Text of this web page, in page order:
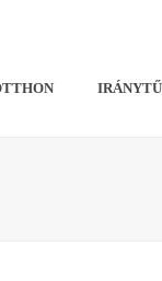
IRÁNYTŰ